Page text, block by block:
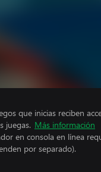
que inicias reciben
juegas. Más información
en consola en línea
por separado).